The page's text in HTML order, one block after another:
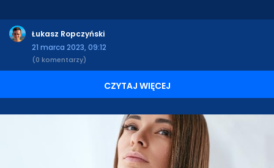
Łukasz Ropczyński
21 marca 2023, 09:12
(0 komentarzy)
CZYTAJ WIĘCEJ